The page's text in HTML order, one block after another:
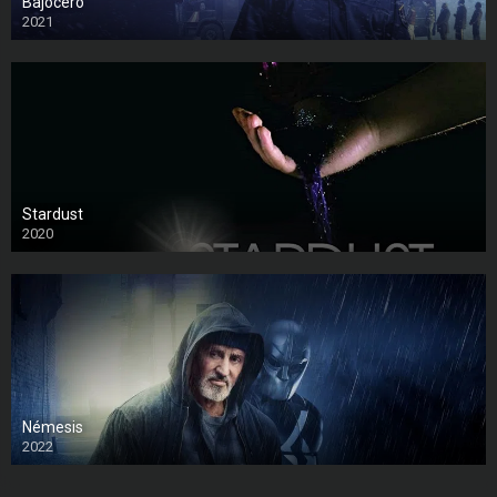
2021
Stardust
2020
Némesis
2022